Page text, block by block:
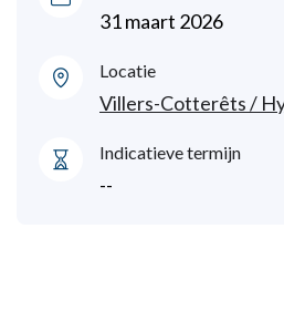
31 maart 2026
Locatie
Villers-Cotterêts /
Indicatieve termijn
--